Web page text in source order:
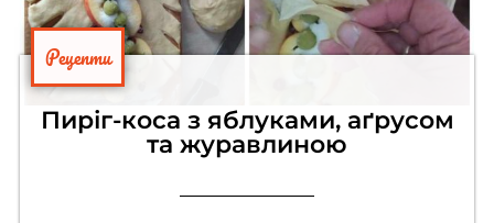
Рецепти
Пиріг-коса з яблуками, аґрусом
та журавлиною